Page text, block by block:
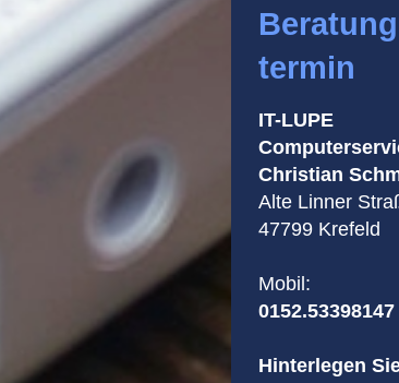
termin
IT-LUPE
Christian
Alte Linner
47799 Krefeld
Mobil:
0152.53398147
Hinterlegen